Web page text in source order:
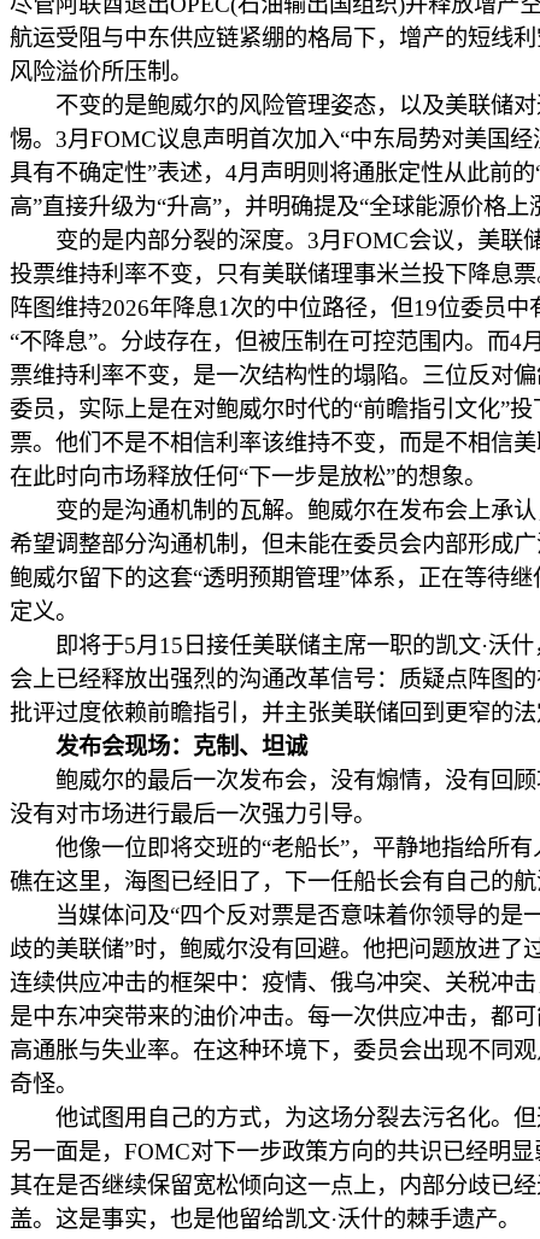
航运受阻与中东供应链紧绷的格局下，增产的短线
风险溢价所压制。
不变的是鲍威尔的风险管理姿态，以及美联储对
惕。3月FOMC议息声明首次加入“中东局势对美国经
具有不确定性”表述，4月声明则将通胀定性从此前的
高”直接升级为“升高”，并明确提及“全球能源价格上
变的是内部分裂的深度。3月FOMC会议，美联
投票维持利率不变，只有美联储理事米兰投下降息
阵图维持2026年降息1次的中位路径，但19位委员中
“不降息”。分歧存在，但被压制在可控范围内。而4
票维持利率不变，是一次结构性的塌陷。三位反对
委员，实际上是在对鲍威尔时代的“前瞻指引文化”投
票。他们不是不相信利率该维持不变，而是不相信
在此时向市场释放任何“下一步是放松”的想象。
变的是沟通机制的瓦解。鲍威尔在发布会上承认
希望调整部分沟通机制，但未能在委员会内部形成
鲍威尔留下的这套“透明预期管理”体系，正在等待继
定义。
即将于5月15日接任美联储主席一职的凯文·沃什
会上已经释放出强烈的沟通改革信号：质疑点阵图
批评过度依赖前瞻指引，并主张美联储回到更窄的
发布会现场：克制、坦诚
鲍威尔的最后一次发布会，没有煽情，没有回顾
没有对市场进行最后一次强力引导。
他像一位即将交班的“老船长”，平静地指给所有
礁在这里，海图已经旧了，下一任船长会有自己的
当媒体问及“四个反对票是否意味着你领导的是
歧的美联储”时，鲍威尔没有回避。他把问题放进了
连续供应冲击的框架中：疫情、俄乌冲突、关税冲
是中东冲突带来的油价冲击。每一次供应冲击，都
高通胀与失业率。在这种环境下，委员会出现不同
奇怪。
他试图用自己的方式，为这场分裂去污名化。但
另一面是，FOMC对下一步政策方向的共识已经明
其在是否继续保留宽松倾向这一点上，内部分歧已
盖。这是事实，也是他留给凯文·沃什的棘手遗产。